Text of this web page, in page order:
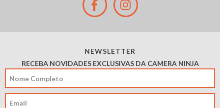
NEWSLETTER
RECEBA NOVIDADES EXCLUSIVAS DA CAMERA NINJA